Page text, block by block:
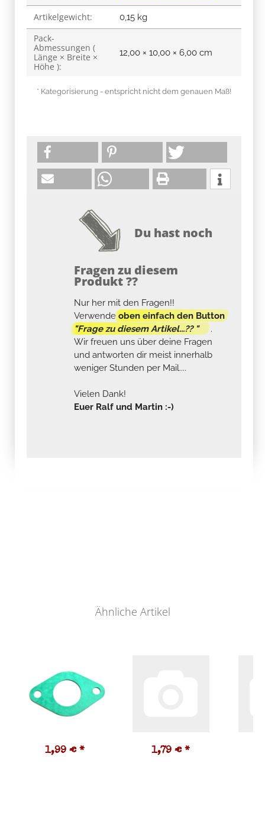
Artikelgewicht: 0,15 kg
Pack-
Abmessungen (
Länge × Breite ×
Höhe ):
12,00 × 10,00 × 6,00 cm
* Kategorisierung - entspricht nicht dem genauen Maß!
Du hast noch
Fragen zu diesem
Produkt ??
Nur her mit den Fragen!!
Verwendeoben einfach den Button
"Frage zu diesem Artikel...?? "
.
Wir freuen uns über deine Fragen
und antworten dir meist innerhalb
weniger Stunden per Mail....
Vielen Dank!
Euer Ralf und Martin :-)
Ähnliche Artikel
1,99 € * 1,79 € *